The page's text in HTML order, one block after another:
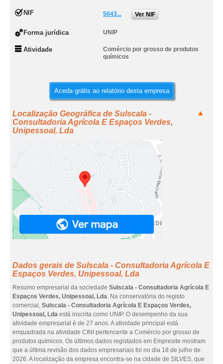
NIF 5043... Ver NIF
Forma jurídica UNIP
Atividade
Comércio por grosso de produtos
químicos
Aceda grátis ao relatório desta empresa
Localização Geográfica de Sulscala -
Consultadoria Agrícola E Espaços Verdes,
Unipessoal, Lda
Dados gerais de Sulscala - Consultadoria Agrícola E
Espaços Verdes, Unipessoal, Lda
Resumo empresarial da sociedade Sulscala - Consultadoria Agrícola E
Espaços Verdes, Unipessoal, Lda. Na conservatória do registo
comercial, Sulscala - Consultadoria Agrícola E Espaços Verdes,
Unipessoal, Lda está inscrita como UNIP. O desempenho da sua
atividade empresarial é de 27 anos. A atividade principal está
enquadrada na atividade CINI pertencente a Comércio por grosso de
produtos químicos. Os últimos dados registados em Empresite mostram
que a última revisão dos dados empresariais foi no dia 18 de julho de
2026. A localização da empresa encontra-se na cidade de SILVES, que